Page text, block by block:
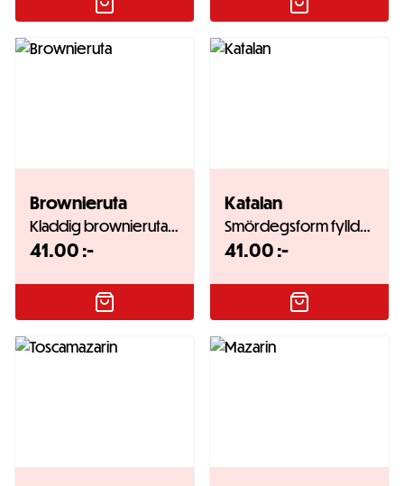
Brownieruta
Kladdig brownieruta…
41.00 :-
Katalan
Smördegsform fylld…
41.00 :-